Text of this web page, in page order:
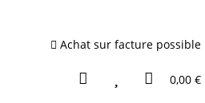
Achat sur facture possible
0,00 €